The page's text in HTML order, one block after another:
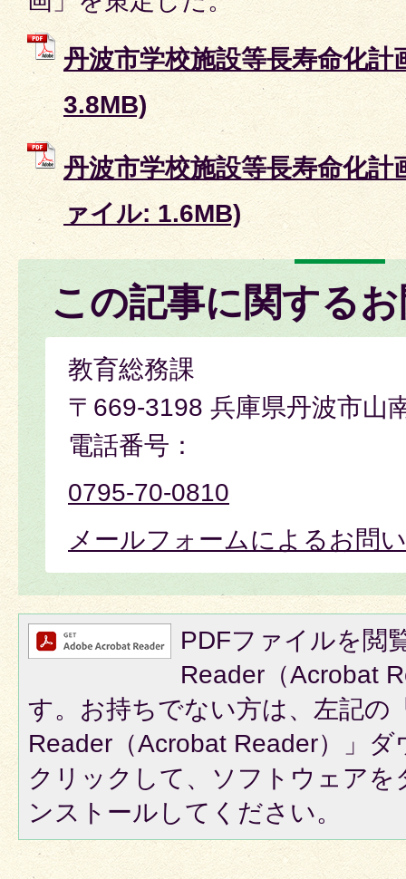
丹波市学校施設等長寿命化
3.8MB)
丹波市学校施設等長寿命化計
ァイル: 1.6MB)
この記事に関する
教育総務課
〒669-3198 兵庫県丹波市山
電話番号：
0795-70-0810
メールフォームによるお問
PDFファイルを閲
Reader（Acrobat
す。お持ちでない方は、左記の
Reader（Acrobat Reader）」
クリックして、ソフトウェア
ンストールしてください。